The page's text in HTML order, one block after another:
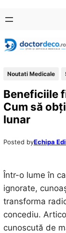
conținut
content
Noutati Medicale
Beneficiile
Cum să
lunar
Posted byEchipa
Într-o lume în
ignorate,
transforma
concediu.
cunoscută de